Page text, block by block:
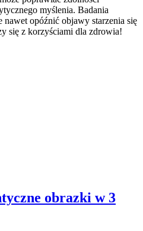
myślenia. Badania
nawet opóźnić objawy starzenia się
się z korzyściami dla zdrowia!
obrazki w 3